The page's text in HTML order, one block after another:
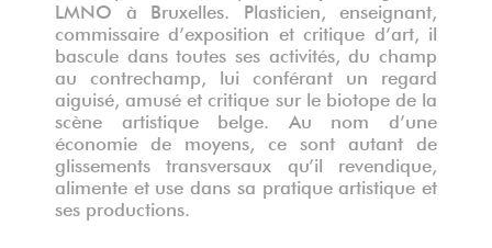
LMNO à Bruxelles. Plasticien, enseignant,
commissaire d’exposition et critique d’art, il
bascule dans toutes ses activités, du champ
au contrechamp, lui conférant un regard
aiguisé, amusé et critique sur le biotope de la
scène artistique belge. Au nom d’une
économie de moyens, ce sont autant de
glissements transversaux qu’il revendique,
alimente et use dans sa pratique artistique et
ses productions.